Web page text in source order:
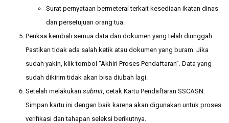
Surat pernyataan bermeterai terkait kesediaan ikatan dinas
dan persetujuan orang tua.
Periksa kembali semua data dan dokumen yang telah diunggah.
Pastikan tidak ada salah ketik atau dokumen yang buram. Jika
sudah yakin, klik tombol “Akhiri Proses Pendaftaran”. Data yang
sudah dikirim tidak akan bisa diubah lagi.
Setelah melakukan submit, cetak Kartu Pendaftaran SSCASN.
Simpan kartu ini dengan baik karena akan digunakan untuk proses
verifikasi dan tahapan seleksi berikutnya.